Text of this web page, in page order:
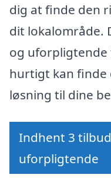
dig at finde den
dit lokalområde.
og uforpligtende
hurtigt kan finde
løsning til dine
Indhent 3
uforpligtende